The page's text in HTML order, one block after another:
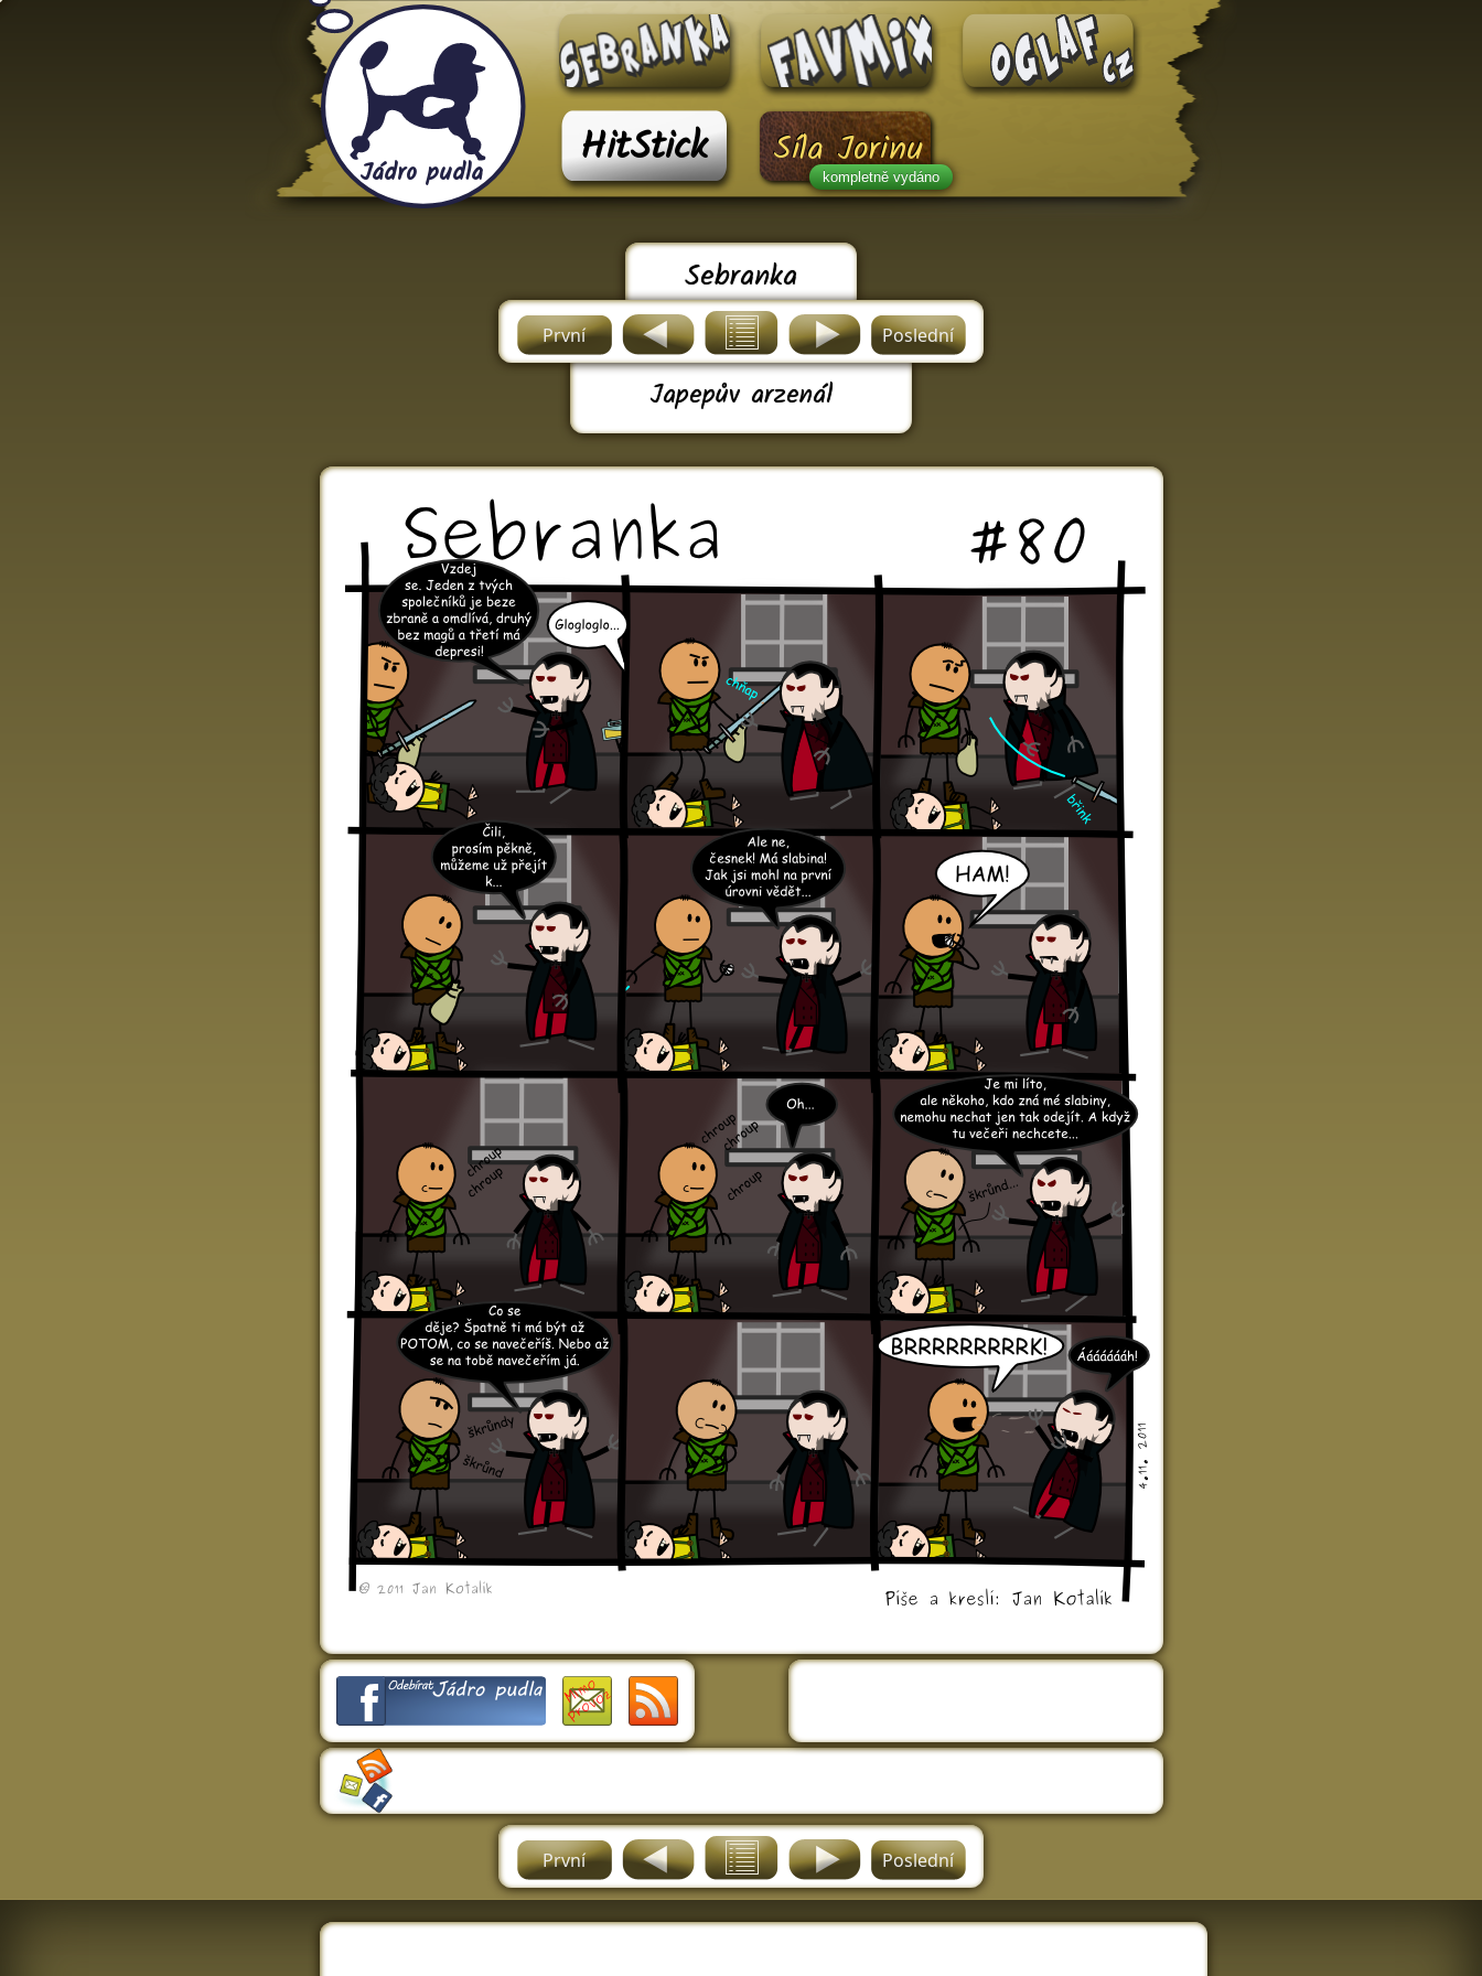
Jádro pudla HitStick Síla Jorinu
kompletně vydáno
Sebranka
První Poslední
Japepův arzenál
První Poslední